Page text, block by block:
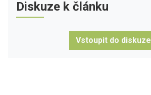
Diskuze k článku
Vstoupit do diskuze